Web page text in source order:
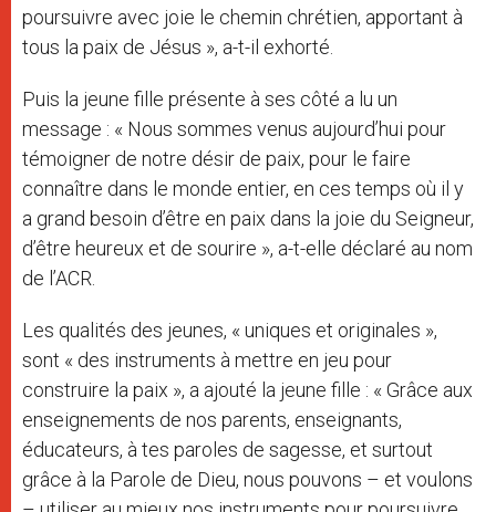
poursuivre avec joie le chemin chrétien, apportant à
tous la paix de Jésus », a-t-il exhorté.
Puis la jeune fille présente à ses côté a lu un
message : « Nous sommes venus aujourd’hui pour
témoigner de notre désir de paix, pour le faire
connaître dans le monde entier, en ces temps où il y
a grand besoin d’être en paix dans la joie du Seigneur,
d’être heureux et de sourire », a-t-elle déclaré au nom
de l’ACR.
Les qualités des jeunes, « uniques et originales »,
sont « des instruments à mettre en jeu pour
construire la paix », a ajouté la jeune fille : « Grâce aux
enseignements de nos parents, enseignants,
éducateurs, à tes paroles de sagesse, et surtout
grâce à la Parole de Dieu, nous pouvons – et voulons